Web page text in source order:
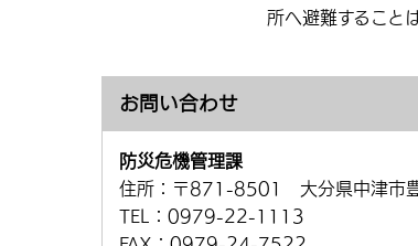
所へ避難すること
お問い合わせ
防災危機管理課
住所： 〒871-8501 大分県中津市
TEL： 0979-22-1113